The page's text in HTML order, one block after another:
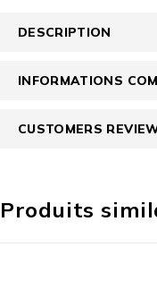
DESCRIPTION
INFORMATIONS
CUSTOMERS
Produits